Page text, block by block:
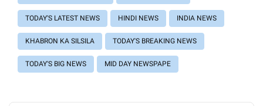
TODAY'S LATEST NEWS HINDI NEWS INDIA NEWS
KHABRON KA SILSILA TODAY'S BREAKING NEWS
TODAY'S BIG NEWS MID DAY NEWSPAPE